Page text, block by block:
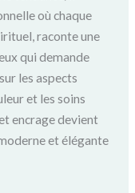
où chaque
raconte une
qui demande
les aspects
et les soins
encrage devient
et élégante